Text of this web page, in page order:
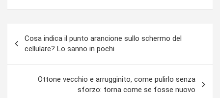
articoli
Cosa indica il punto arancione sullo schermo del
cellulare? Lo sanno in pochi
Ottone vecchio e arrugginito, come pulirlo senza
sforzo: torna come se fosse nuovo